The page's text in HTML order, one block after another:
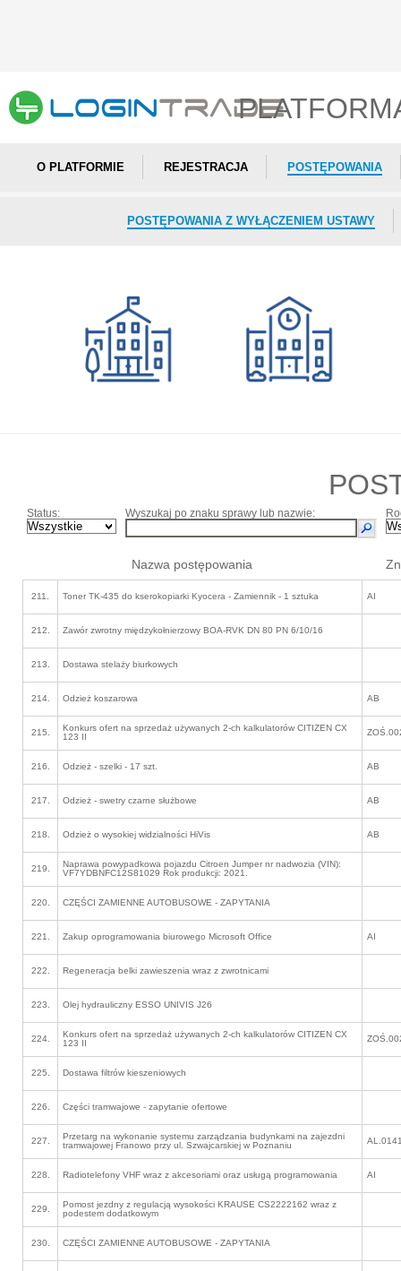
O PLATFORMIE REJESTRACJA POSTĘPOWANIA
POSTĘPOWANIA Z WYŁĄCZENIEM USTAWY
Status: Wyszukaj po znaku sprawy lub nazwie:
Nazwa postępowania
211. Toner TK-435 do kserokopiarki Kyocera - Zamiennik - 1 sztuka AI
212. Zawór zwrotny międzykołnierzowy BOA-RVK DN 80 PN 6/10/16
213. Dostawa stelaży biurkowych
214. Odzież koszarowa AB
215.
Konkurs ofert na sprzedaż używanych 2-ch kalkulatorów CITIZEN CX
123 II
216. Odzież - szelki - 17 szt. AB
217. Odzież - swetry czarne służbowe AB
218. Odzież o wysokiej widzialności HiVis AB
219.
Naprawa powypadkowa pojazdu Citroen Jumper nr nadwozia (VIN):
VF7YDBNFC12S81029 Rok produkcji: 2021.
220. CZĘŚCI ZAMIENNE AUTOBUSOWE - ZAPYTANIA
221. Zakup oprogramowania biurowego Microsoft Office AI
222. Regeneracja belki zawieszenia wraz z zwrotnicami
223. Olej hydrauliczny ESSO UNIVIS J26
224.
Konkurs ofert na sprzedaż używanych 2-ch kalkulatorów CITIZEN CX
123 II
225. Dostawa filtrów kieszeniowych
226. Części tramwajowe - zapytanie ofertowe
227.
Przetarg na wykonanie systemu zarządzania budynkami na zajezdni
tramwajowej Franowo przy ul. Szwajcarskiej w Poznaniu
228. Radiotelefony VHF wraz z akcesoriami oraz usługą programowania AI
229.
Pomost jezdny z regulacją wysokości KRAUSE CS2222162 wraz z
podestem dodatkowym
230. CZĘŚCI ZAMIENNE AUTOBUSOWE - ZAPYTANIA